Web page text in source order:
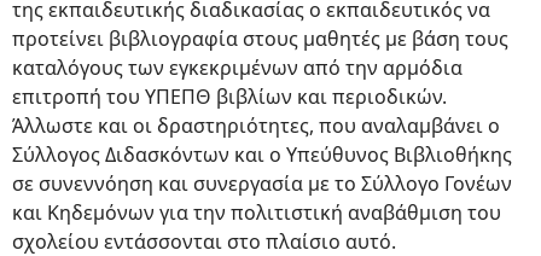
της εκπαιδευτικής διαδικασίας ο εκπαιδευτικός να
προτείνει βιβλιογραφία στους μαθητές με βάση τους
καταλόγους των εγκεκριμένων από την αρμόδια
επιτροπή του ΥΠΕΠΘ βιβλίων και περιοδικών.
Άλλωστε και οι δραστηριότητες, που αναλαμβάνει ο
Σύλλογος Διδασκόντων και ο Υπεύθυνος Βιβλιοθήκης
σε συνεννόηση και συνεργασία με το Σύλλογο Γονέων
και Κηδεμόνων για την πολιτιστική αναβάθμιση του
σχολείου εντάσσονται στο πλαίσιο αυτό.